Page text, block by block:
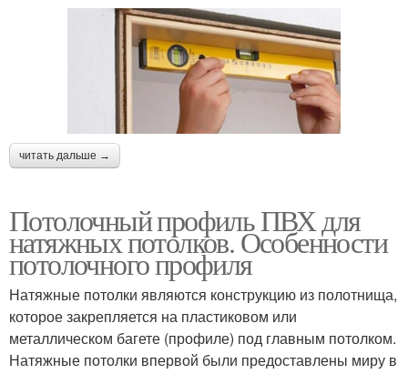
читать дальше →
Потолочный профиль ПВХ для
натяжных потолков. Особенности
потолочного профиля
Натяжные потолки являются конструкцию из полотнища,
которое закрепляется на пластиковом или
металлическом багете (профиле) под главным потолком.
Натяжные потолки впервой были предоставлены миру в